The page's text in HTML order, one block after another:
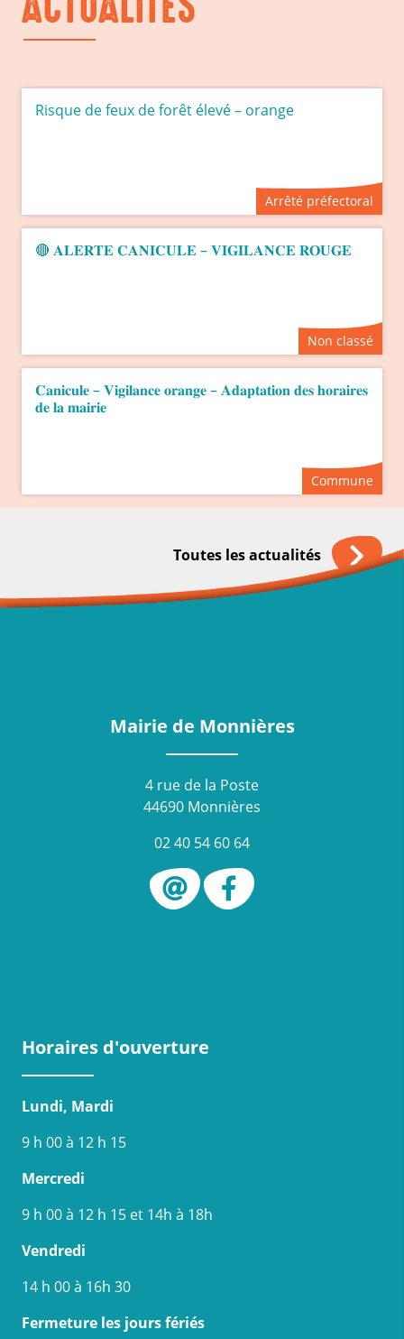
Risque de feux de forêt élevé – orange
Arrêté préfectoral
🔴 𝐀𝐋𝐄𝐑𝐓𝐄 𝐂𝐀𝐍𝐈𝐂𝐔𝐋𝐄 – 𝐕𝐈𝐆𝐈𝐋𝐀𝐍𝐂𝐄 𝐑𝐎𝐔𝐆𝐄
Non classé
𝐂𝐚𝐧𝐢𝐜𝐮𝐥𝐞 – 𝐕𝐢𝐠𝐢𝐥𝐚𝐧𝐜𝐞 𝐨𝐫𝐚𝐧𝐠𝐞 – 𝐀𝐝𝐚𝐩𝐭𝐚𝐭𝐢𝐨𝐧 𝐝𝐞𝐬 𝐡𝐨𝐫𝐚𝐢𝐫𝐞𝐬
𝐝𝐞 𝐥𝐚 𝐦𝐚𝐢𝐫𝐢𝐞
Commune
Toutes les actualités
Mairie de Monnières
4 rue de la Poste
44690 Monnières
02 40 54 60 64
Horaires d'ouverture
Lundi, Mardi
9 h 00 à 12 h 15
Mercredi
9 h 00 à 12 h 15 et 14h à 18h
Vendredi
14 h 00 à 16h 30
Fermeture les jours fériés